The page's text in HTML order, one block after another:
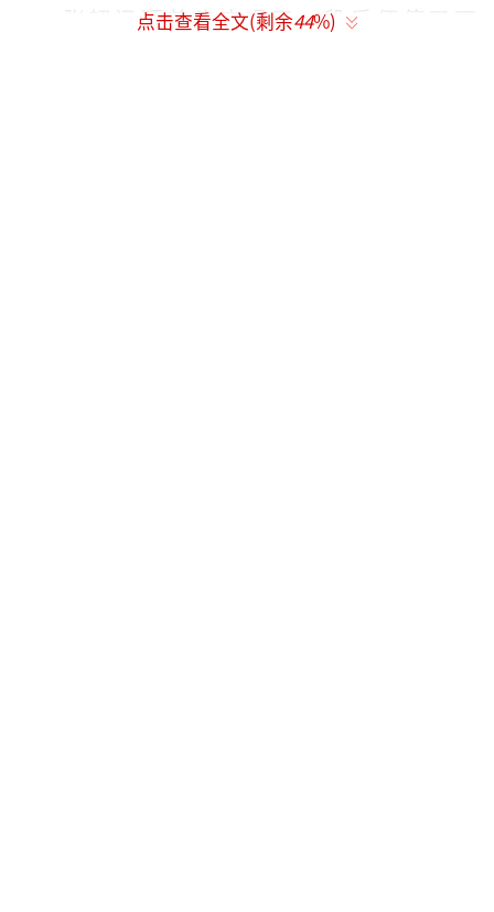
张韶涵硬着头皮唱了一段后便停了下
点击查看全文(剩余44%)